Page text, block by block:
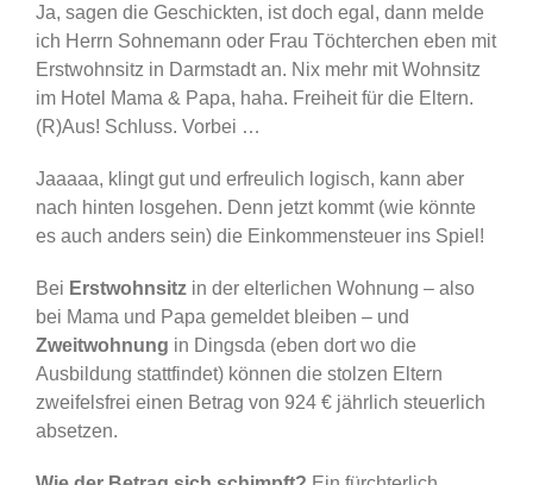
Ja, sagen die Geschickten, ist doch egal, dann melde
ich Herrn Sohnemann oder Frau Töchterchen eben mit
Erstwohnsitz in Darmstadt an. Nix mehr mit Wohnsitz
im Hotel Mama & Papa, haha. Freiheit für die Eltern.
(R)Aus! Schluss. Vorbei …
Jaaaaa, klingt gut und erfreulich logisch, kann aber
nach hinten losgehen. Denn jetzt kommt (wie könnte
es auch anders sein) die Einkommensteuer ins Spiel!
Bei Erstwohnsitz in der elterlichen Wohnung – also
bei Mama und Papa gemeldet bleiben – und
Zweitwohnung in Dingsda (eben dort wo die
Ausbildung stattfindet) können die stolzen Eltern
zweifelsfrei einen Betrag von 924 € jährlich steuerlich
absetzen.